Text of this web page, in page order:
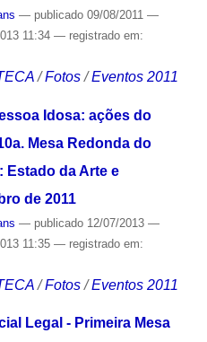
— publicado09/08/2011 —
11:34 — registrado em:
/Fotos /Eventos 2011
Idosa: ações do
Mesa Redonda do
da Arte e
de 2011
— publicado12/07/2013 —
11:35 — registrado em:
/Fotos /Eventos 2011
Legal - Primeira Mesa